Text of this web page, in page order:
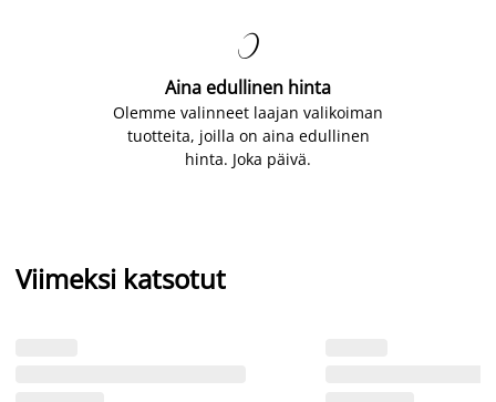

Aina edullinen hinta
Olemme valinneet laajan valikoiman
tuotteita, joilla on aina edullinen
hinta. Joka päivä.
Viimeksi katsotut